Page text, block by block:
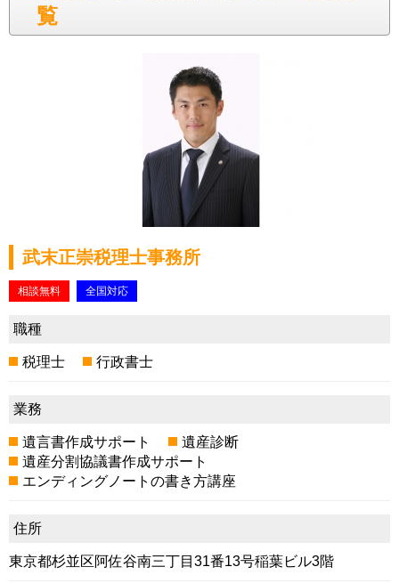
覧
武末正崇税理士事務所
相談無料 全国対応
職種
税理士 行政書士
業務
遺言書作成サポート
遺産診断
遺産分割協議書作成サポート
エンディングノートの書き方講座
住所
東京都杉並区阿佐谷南三丁目31番13号稲葉ビル3階